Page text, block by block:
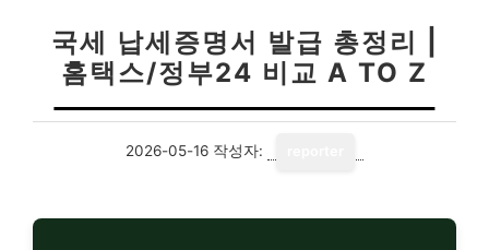
국세 납세증명서 발급 총정리 |
홈택스/정부24 비교 A TO Z
2026-05-16 작성자: